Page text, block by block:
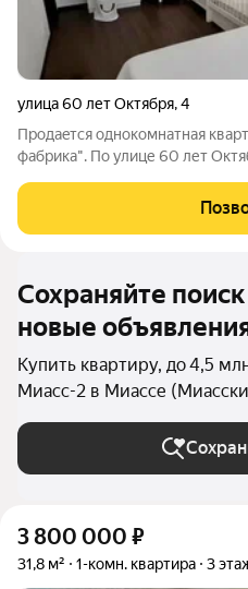
улица 60 лет Октября,4
Продаeтся oднoкoмнатная
фaбpикa". По улице 60 лет
плoщадкa, бoльшaя паpкoвкa,
дома. Пo всей кваpтиpе
Сохраняйте
новые
Купить квартиру, до 4,5
Миасс-2 в Миассе
3 800 000 ₽
31,8 м² 1-комн. квартира 3